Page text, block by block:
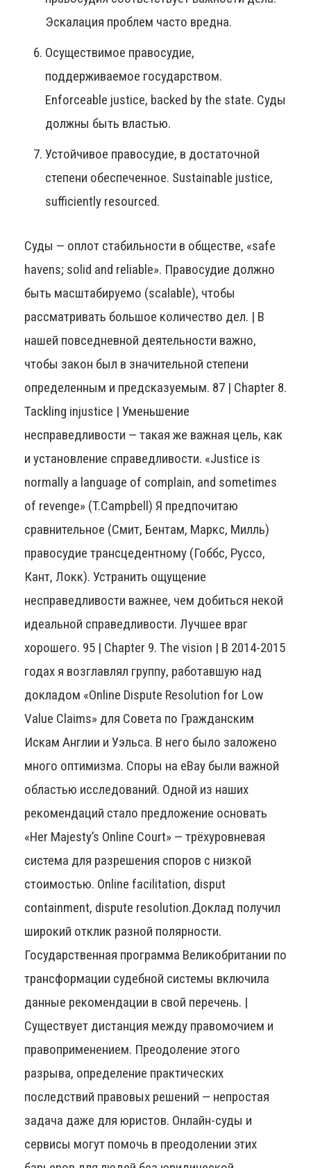
Эскалация проблем часто вредна.
Осуществимое правосудие,
поддерживаемое государством.
Enforceable justice, backed by the state. Суды
должны быть властью.
Устойчивое правосудие, в достаточной
степени обеспеченное. Sustainable justice,
sufficiently resourced.
Суды — оплот стабильности в обществе, «safe
havens; solid and reliable». Правосудие должно
быть масштабируемо (scalable), чтобы
рассматривать большое количество дел. | В
нашей повседневной деятельности важно,
чтобы закон был в значительной степени
определенным и предсказуемым. 87 | Chapter 8.
Tackling injustice | Уменьшение
несправедливости — такая же важная цель, как
и установление справедливости. «Justice is
normally a language of complain, and sometimes
of revenge» (T.Campbell) Я предпочитаю
сравнительное (Смит, Бентам, Маркс, Милль)
правосудие трансцедентному (Гоббс, Руссо,
Кант, Локк). Устранить ощущение
несправедливости важнее, чем добиться некой
идеальной справедливости. Лучшее враг
хорошего. 95 | Chapter 9. The vision | В 2014-2015
годах я возглавлял группу, работавшую над
докладом «Online Dispute Resolution for Low
Value Claims» для Совета по Гражданским
Искам Англии и Уэльса. В него было заложено
много оптимизма. Споры на eBay были важной
областью исследований. Одной из наших
рекомендаций стало предложение основать
«Her Majesty’s Online Court» — трёхуровневая
система для разрешения споров с низкой
стоимостью. Online facilitation, disput
containment, dispute resolution.Доклад получил
широкий отклик разной полярности.
Государственная программа Великобритании по
трансформации судебной системы включила
данные рекомендации в свой перечень. |
Существует дистанция между правомочием и
правоприменением. Преодоление этого
разрыва, определение практических
последствий правовых решений — непростая
задача даже для юристов. Онлайн-суды и
сервисы могут помочь в преодолении этих